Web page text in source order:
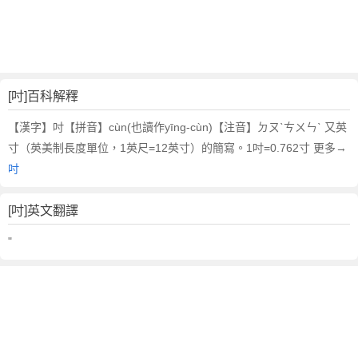
[吋]百科解釋
【漢字】吋【拼音】cùn(也讀作yīng-cùn)【注音】ㄉㄡˋㄘㄨㄣˋ 又英
寸（英美制長度單位，1英尺=12英寸）的簡寫。1吋=0.762寸 更多→
吋
[吋]英文翻譯
"